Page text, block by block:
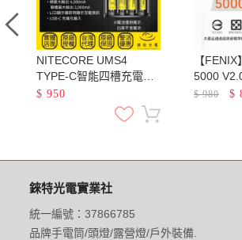
NITECORE UMS4
TYPE-C智能四槽充電器
QC3.0快充 18650 21700
鋰電池 AA AAA 鎳氫
$ 950
【
5000
鋰電池 容
$980 $
錸特光電實業社
統一編號：37866785
品牌手電筒/頭燈/露營燈/戶外裝備.